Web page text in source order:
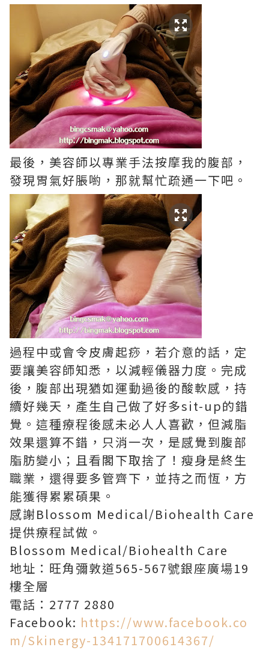
最後，美容師以專業手法按摩我的腹部，
發現胃氣好脹喲，那就幫忙疏通一下吧。
過程中或會令皮膚起痧，若介意的話，定
要讓美容師知悉，以減輕儀器力度。完成
後，腹部出現猶如運動過後的酸軟感，持
續好幾天，產生自己做了好多sit-up的錯
覺。這種療程後感未必人人喜歡，但減脂
效果還算不錯，只消一次，是感覺到腹部
脂肪變小；且看閣下取捨了！瘦身是終生
職業，還得要多管齊下，並持之而恆，方
能獲得累累碩果。
感謝Blossom Medical/Biohealth Care
提供療程試做。
Blossom Medical/Biohealth Care
地址：旺角彌敦道565-567號銀座廣場19
樓全層
電話：2777 2880
Facebook: https://www.facebook.co
m/Skinergy-134171700614367/